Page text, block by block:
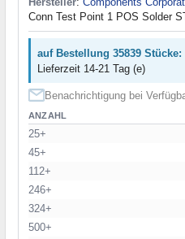
Conn Test Point 1 POS Solder
auf Bestellung 35839 Stücke:
Lieferzeit 14-21 Tag (e)
Benachrichtigung bei
ANZAHL
25+
45+
112+
246+
324+
500+